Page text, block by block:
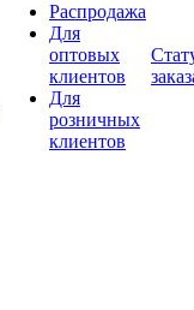
Распродажа
Для
оптовых
клиентов
Для
розничных
клиентов